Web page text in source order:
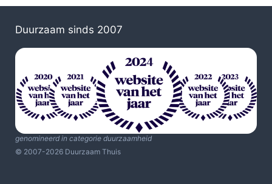
Duurzaam sinds 2007
genomineerd in categorie duurzaamheid
© 2007-2026 Duurzaam Thuis